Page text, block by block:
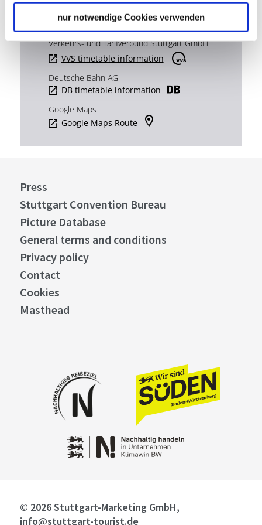
nur notwendige Cookies verwenden
Plan your trip
Verkehrs- und Tarifverbund Stuttgart GmbH
VVS timetable information
Deutsche Bahn AG
DB timetable information
Google Maps
Google Maps Route
Press
Stuttgart Convention Bureau
Picture Database
General terms and conditions
Privacy policy
Contact
Cookies
Masthead
© 2026 Stuttgart-Marketing GmbH,
info@stuttgart-tourist.de